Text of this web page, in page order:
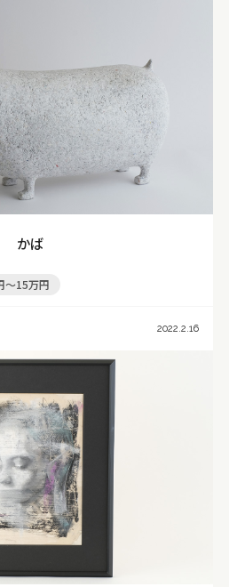
かば
～15万円
2022.2.16